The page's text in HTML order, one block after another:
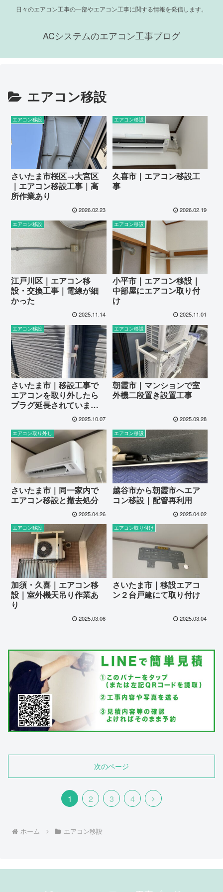
日々のエアコン工事の一部やエアコン工事に関する情報を発信します。
ACシステムのエアコン工事ブログ
エアコン移設
エアコン移設
さいたま市桜区→大宮区
｜エアコン移設工事｜高
所作業あり
2026.02.23
エアコン移設
久喜市｜エアコン移設工
事
2026.02.19
エアコン移設
江戸川区｜エアコン移
設・交換工事｜電線が細
かった
2025.11.14
エアコン移設
小平市｜エアコン移設｜
中部屋にエアコン取り付
け
2025.11.01
エアコン移設
さいたま市｜移設工事で
エアコンを取り外したら
プラグ延長されていまし
2025.10.07
エアコン移設
朝霞市｜マンションで室
外機二段置き設置工事
2025.09.28
エアコン取り外し
さいたま市｜同一家内で
エアコン移設と撤去処分
2025.04.26
エアコン移設
越谷市から朝霞市へエア
コン移設｜配管再利用
2025.04.02
エアコン移設
加須・久喜｜エアコン移
設｜室外機天吊り作業あ
り
2025.03.06
エアコン取り付け
さいたま市｜移設エアコ
ン２台戸建にて取り付け
2025.03.04
次のページ
1 2 3 4
次
ホーム エアコン移設